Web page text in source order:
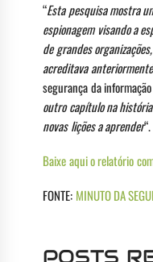
“Esta pesquisa mostra
espionagem visando a
de grandes
acreditava anteriormente
segurança da
outro capítulo na
novas lições a aprender“.
Baixe aqui o relatório
FONTE: MINUTO DA
POSTS